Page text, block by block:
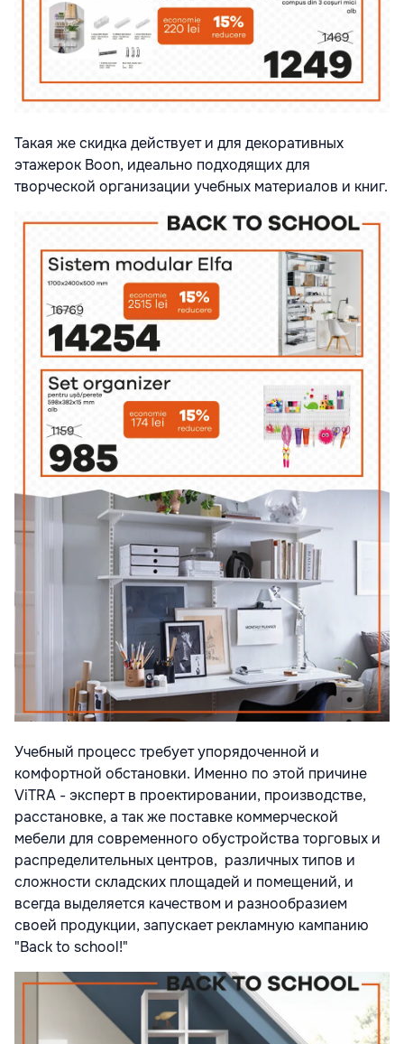
Такая же скидка действует и для декоративных
этажерок Boon, идеально подходящих для
творческой организации учебных материалов и книг.
Учебный процесс требует упорядоченной и
комфортной обстановки. Именно по этой причине
ViTRA - эксперт в проектировании, производстве,
расстановке, а так же поставке коммерческой
мебели для современного обустройства торговых и
распределительных центров, различных типов и
сложности складских площадей и помещений, и
всегда выделяется качеством и разнообразием
своей продукции, запускает рекламную кампанию
"Back to school!"